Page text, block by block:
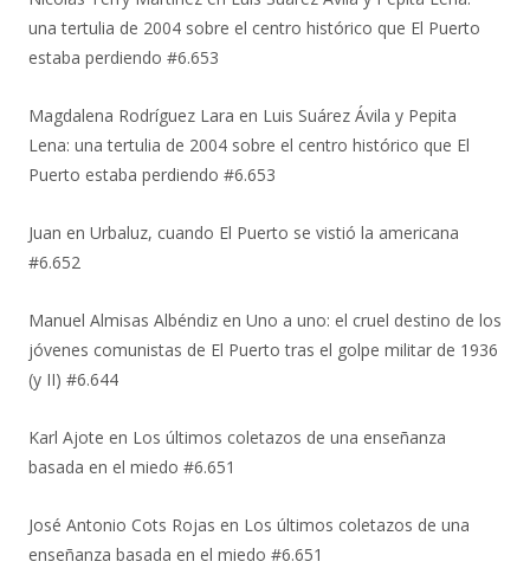
una tertulia de 2004 sobre el centro histórico que El Puerto
estaba perdiendo #6.653
Magdalena Rodríguez Lara en Luis Suárez Ávila y Pepita
Lena: una tertulia de 2004 sobre el centro histórico que El
Puerto estaba perdiendo #6.653
Juan en Urbaluz, cuando El Puerto se vistió la americana
#6.652
Manuel Almisas Albéndiz en Uno a uno: el cruel destino de los
jóvenes comunistas de El Puerto tras el golpe militar de 1936
(y II) #6.644
Karl Ajote en Los últimos coletazos de una enseñanza
basada en el miedo #6.651
José Antonio Cots Rojas en Los últimos coletazos de una
enseñanza basada en el miedo #6.651